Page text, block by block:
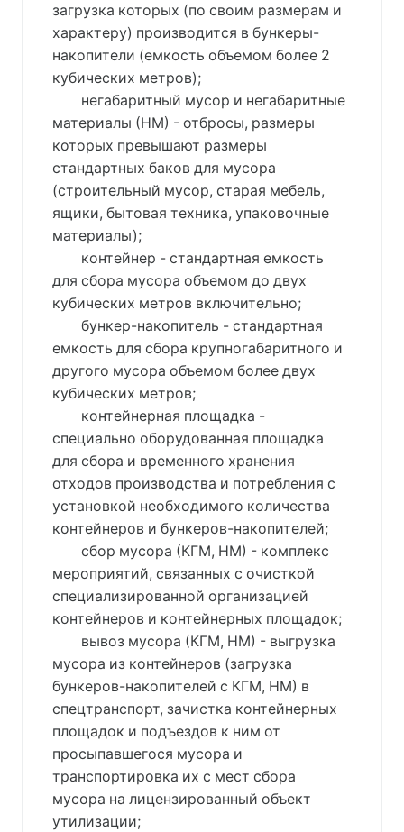
загрузка которых (по своим размерам и
характеру) производится в бункеры-
накопители (емкость объемом более 2
кубических метров);
негабаритный мусор и негабаритные
материалы (НМ) - отбросы, размеры
которых превышают размеры
стандартных баков для мусора
(строительный мусор, старая мебель,
ящики, бытовая техника, упаковочные
материалы);
контейнер - стандартная емкость
для сбора мусора объемом до двух
кубических метров включительно;
бункер-накопитель - стандартная
емкость для сбора крупногабаритного и
другого мусора объемом более двух
кубических метров;
контейнерная площадка -
специально оборудованная площадка
для сбора и временного хранения
отходов производства и потребления с
установкой необходимого количества
контейнеров и бункеров-накопителей;
сбор мусора (КГМ, НМ) - комплекс
мероприятий, связанных с очисткой
специализированной организацией
контейнеров и контейнерных площадок;
вывоз мусора (КГМ, НМ) - выгрузка
мусора из контейнеров (загрузка
бункеров-накопителей с КГМ, НМ) в
спецтранспорт, зачистка контейнерных
площадок и подъездов к ним от
просыпавшегося мусора и
транспортировка их с мест сбора
мусора на лицензированный объект
утилизации;